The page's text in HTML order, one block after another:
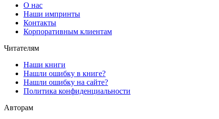
О нас
Наши импринты
Контакты
Корпоративным клиентам
Читателям
Наши книги
Нашли ошибку в книге?
Нашли ошибку на сайте?
Политика конфиденциальности
Авторам